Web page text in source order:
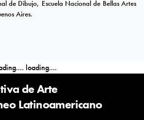
de Dibujo, Escuela Nacional de Bellas Artes
Aires.
node/165
Aires
San Miguel de Tucumán.
loading....
de Arte
Latinoamericano